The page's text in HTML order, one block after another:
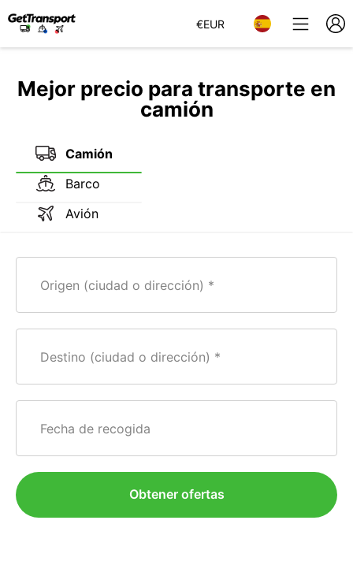
€EUR
Mejor precio para transporte en
camión
Camión
Barco
Avión
Origen (ciudad o dirección)
Destino (ciudad o dirección)
Fecha de recogida
Obtener ofertas